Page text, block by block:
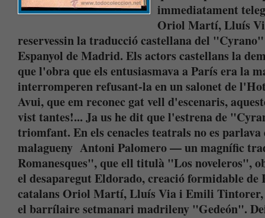
immediatament
Oriol Martí, Lluís
reservessin la traducció castellana del
Espanyol de Madrid. Els actors castellans la
que l'obra que els entusiasmava a París era la
interromperen refusant-la en un salonet de
Avui, que em reconec gat vell d'escenaris,
vist tantes!... Ja us he dit que l'estrena de
triomfant. En els cenacles teatrals no es
malagueny Antoni Palomero — un magnífic
Romanesques", que ell titulà "Los noveleros",
el desaparegut Eldorado, creació formidable
catalans Oriol Martí, Lluís Via i Emili Tintorer,
el barrílaire setmanari madrileny "Gedeón".